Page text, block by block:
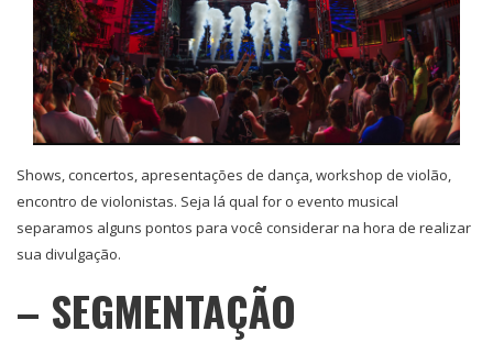
Shows, concertos, apresentações de dança, workshop de violão,
encontro de violonistas. Seja lá qual for o evento musical
separamos alguns pontos para você considerar na hora de realizar
sua divulgação.
– SEGMENTAÇÃO